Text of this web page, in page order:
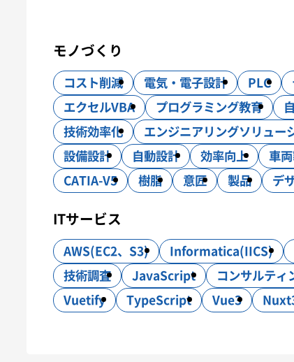
ITサービス
モノづくり 設計・製作・試作 CAE
モノづくり
コスト削減 電気・電子設計 PLC
エクセルVBA
プログラミング教育
技術効率化
エンジニアリングソリュー
設備設計
自動設計 効率向上 車
CATIA-V5
樹脂 意匠 製品 デ
ITサービス
AWS(EC2、S3) Informatica(IICS)
技術調査
JavaScript コンサルティ
Vuetify
TypeScript Vue3